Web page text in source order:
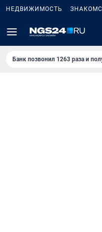
НЕДВИЖИМОСТЬ
Банк позвонил 1263 раза и